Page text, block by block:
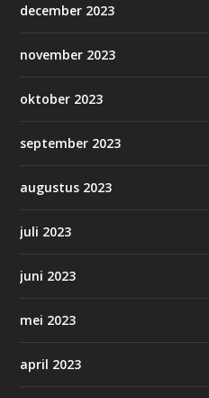
december 2023
november 2023
oktober 2023
september 2023
augustus 2023
juli 2023
juni 2023
mei 2023
april 2023